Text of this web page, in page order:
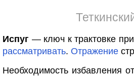
Испуг — ключ к трактовке
рассматривать. Отражение
Необходимость избавления